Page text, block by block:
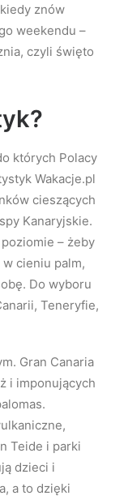
znów
weekendu –
czyli święto
których Polacy
Wakacje.pl
cieszących
Kanaryjskie.
– żeby
cieniu palm,
Do wyboru
Teneryfie,
Gran Canaria
i imponujących
Teide i parki
dzieci i
a to dzięki